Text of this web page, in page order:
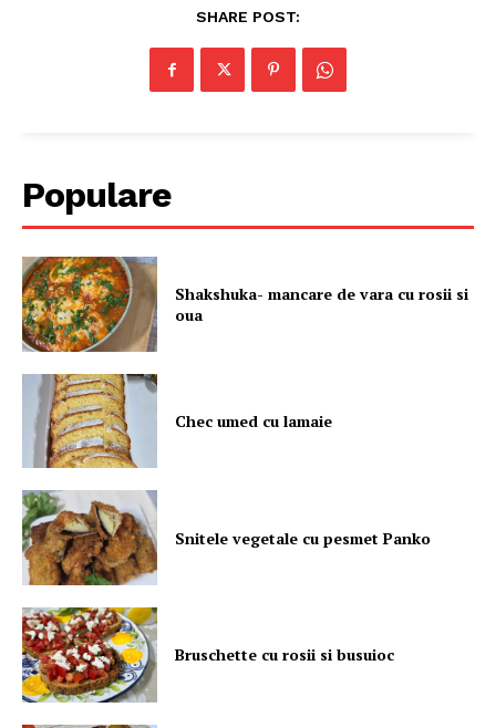
SHARE POST:
Populare
Shakshuka- mancare de vara cu rosii si
oua
Chec umed cu lamaie
Snitele vegetale cu pesmet Panko
Bruschette cu rosii si busuioc